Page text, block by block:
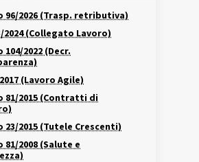
96/2026 (Trasp. retributiva)
2024 (Collegato Lavoro)
104/2022 (Decr.
(Lavoro Agile)
81/2015 (Contratti di
23/2015 (Tutele Crescenti)
81/2008 (Salute e